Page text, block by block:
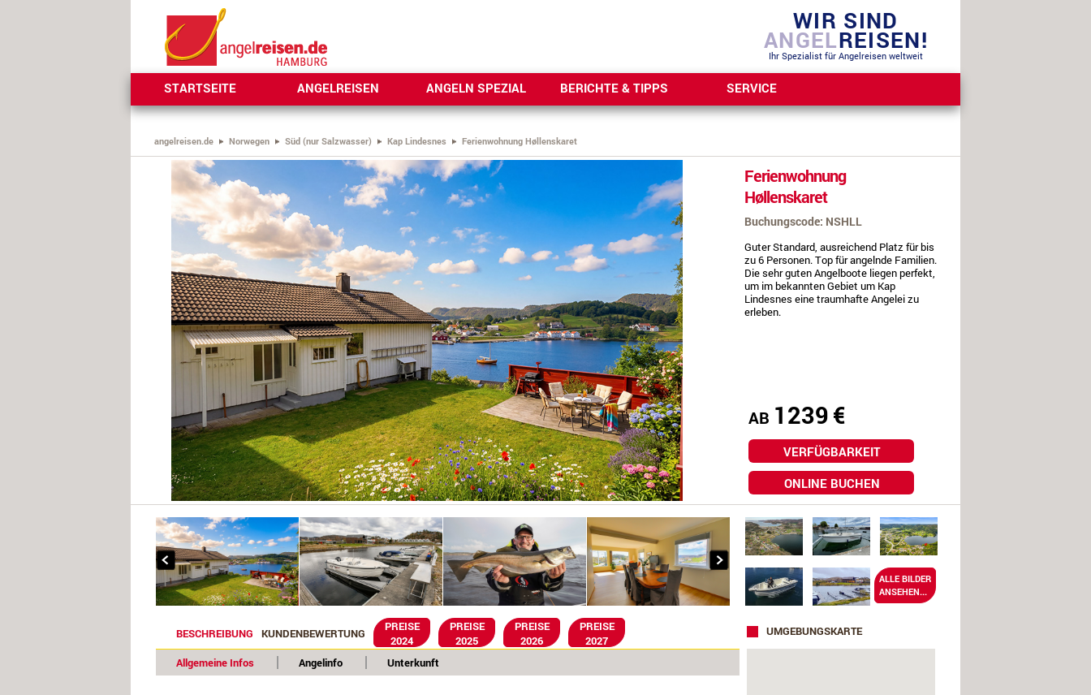
WIR SIND
ANGELREISEN!
Ihr Spezialist für Angelreisen weltweit
STARTSEITE ANGELREISEN ANGELN SPEZIAL BERICHTE & TIPPS SERVICE
angelreisen.de Norwegen Süd (nur Salzwasser) Kap Lindesnes Ferienwohnung Høllenskaret
Ferienwohnung
Høllenskaret
Buchungscode: NSHLL
Guter Standard, ausreichend Platz für bis
zu 6 Personen. Top für angelnde Familien.
Die sehr guten Angelboote liegen perfekt,
um im bekannten Gebiet um Kap
Lindesnes eine traumhafte Angelei zu
erleben.
AB 1239€
VERFÜGBARKEIT
ONLINE BUCHEN
ALLE BILDER
ANSEHEN...
UMGEBUNGSKARTE
BESCHREIBUNG KUNDENBEWERTUNG
PREISE
2024
PREISE
2025
PREISE
2026
PREISE
2027
Allgemeine Infos
Angelinfo Unterkunft